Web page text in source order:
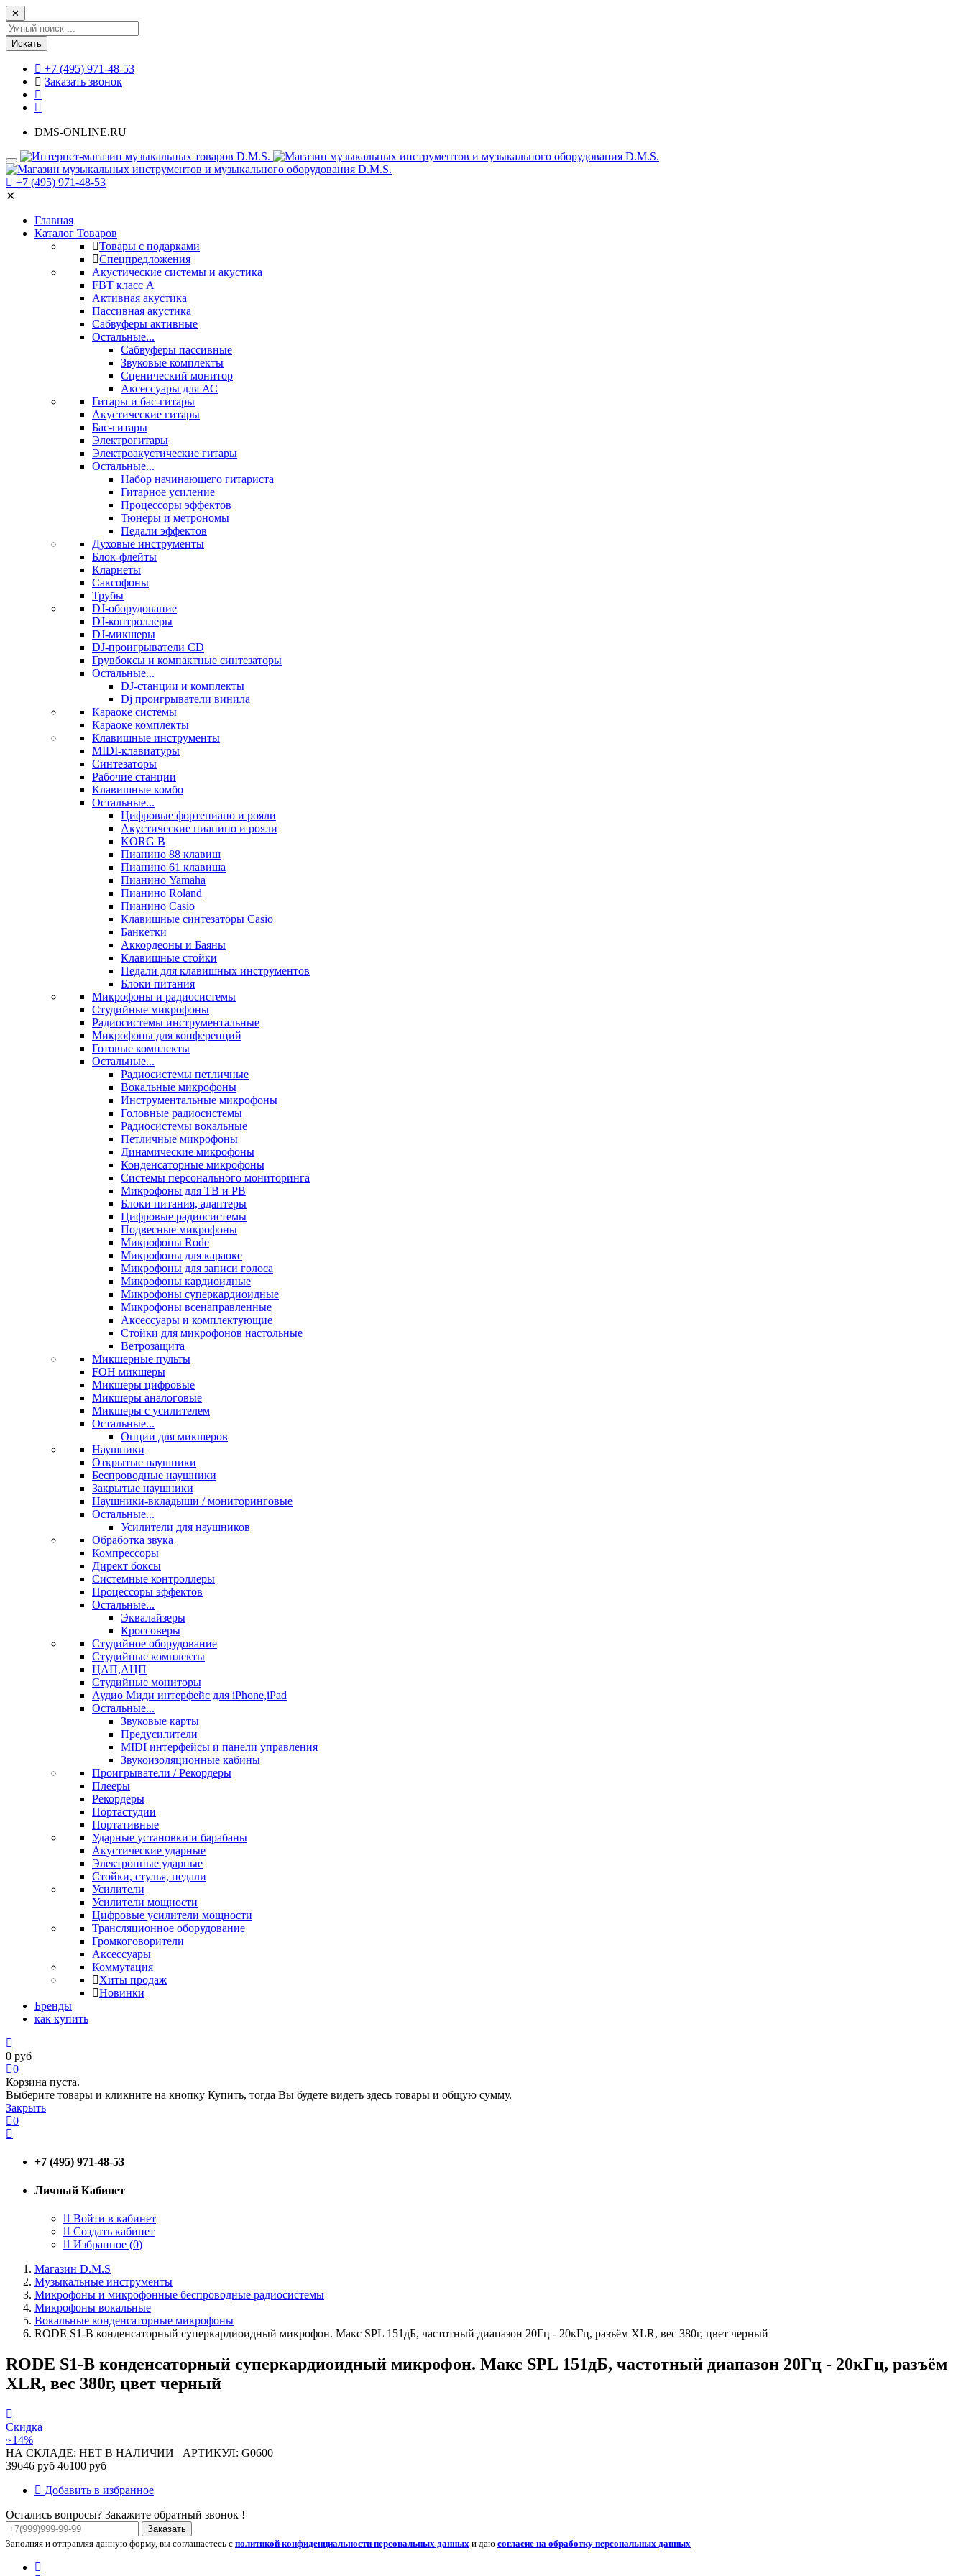
✕
Искать
+7 (495) 971-48-53
Заказать звонок
DMS-ONLINE.RU
+7 (495) 971-48-53
✕
Главная
Каталог Товаров
Товары с подарками
Спецпредложения
Акустические системы и акустика
FBT класс А
Активная акустика
Пассивная акустика
Сабвуферы активные
Остальные...
Сабвуферы пассивные
Звуковые комплекты
Сценический монитор
Аксессуары для АС
Гитары и бас-гитары
Акустические гитары
Бас-гитары
Электрогитары
Электроакустические гитары
Остальные...
Набор начинающего гитариста
Гитарное усиление
Процессоры эффектов
Тюнеры и метрономы
Педали эффектов
Духовые инструменты
Блок-флейты
Кларнеты
Саксофоны
Трубы
DJ-оборудование
DJ-контроллеры
DJ-микшеры
DJ-проигрыватели CD
Грувбоксы и компактные синтезаторы
Остальные...
DJ-станции и комплекты
Dj проигрыватели винила
Караоке системы
Караоке комплекты
Клавишные инструменты
MIDI-клавиатуры
Синтезаторы
Рабочие станции
Клавишные комбо
Остальные...
Цифровые фортепиано и рояли
Акустические пианино и рояли
KORG B
Пианино 88 клавиш
Пианино 61 клавиша
Пианино Yamaha
Пианино Roland
Пианино Casio
Клавишные синтезаторы Casio
Банкетки
Аккордеоны и Баяны
Клавишные стойки
Педали для клавишных инструментов
Блоки питания
Микрофоны и радиосистемы
Студийные микрофоны
Радиосистемы инструментальные
Микрофоны для конференций
Готовые комплекты
Остальные...
Радиосистемы петличные
Вокальные микрофоны
Инструментальные микрофоны
Головные радиосистемы
Радиосистемы вокальные
Петличные микрофоны
Динамические микрофоны
Конденсаторные микрофоны
Системы персонального мониторинга
Микрофоны для ТВ и РВ
Блоки питания, адаптеры
Цифровые радиосистемы
Подвесные микрофоны
Микрофоны Rode
Микрофоны для караоке
Микрофоны для записи голоса
Микрофоны кардиоидные
Микрофоны суперкардиоидные
Микрофоны всенаправленные
Аксессуары и комплектующие
Стойки для микрофонов настольные
Ветрозащита
Микшерные пульты
FOH микшеры
Микшеры цифровые
Микшеры аналоговые
Микшеры с усилителем
Остальные...
Опции для микшеров
Наушники
Открытые наушники
Беспроводные наушники
Закрытые наушники
Наушники-вкладыши / мониторинговые
Остальные...
Усилители для наушников
Обработка звука
Компрессоры
Директ боксы
Системные контроллеры
Процессоры эффектов
Остальные...
Эквалайзеры
Кроссоверы
Студийное оборудование
Студийные комплекты
ЦАП,АЦП
Студийные мониторы
Аудио Миди интерфейс для iPhone,iPad
Остальные...
Звуковые карты
Предусилители
MIDI интерфейсы и панели управления
Звукоизоляционные кабины
Проигрыватели / Рекордеры
Плееры
Рекордеры
Портастудии
Портативные
Ударные установки и барабаны
Акустические ударные
Электронные ударные
Стойки, стулья, педали
Усилители
Усилители мощности
Цифровые усилители мощности
Трансляционное оборудование
Громкоговорители
Аксессуары
Коммутация
Хиты продаж
Новинки
Бренды
как купить
0 руб
0
Корзина пуста.
Выберите товары и кликните на кнопку Купить, тогда Вы будете видеть здесь товары и общую сумму.
Закрыть
0
+7 (495) 971-48-53
Личный Кабинет
Войти в кабинет
Создать кабинет
Избранное (0)
Магазин D.M.S
Музыкальные инструменты
Микрофоны и микрофонные беспроводные радиосистемы
Микрофоны вокальные
Вокальные конденсаторные микрофоны
RODE S1-B конденсаторный суперкардиоидный микрофон. Макс SPL 151дБ, частотный диапазон 20Гц - 20кГц, разъём XLR, вес 380г, цвет черный
RODE S1-B конденсаторный суперкардиоидный микрофон. Макс SPL 151дБ, частотный диапазон 20Гц - 20кГц, разъём
XLR, вес 380г, цвет черный
Скидка
~14%
НА СКЛАДЕ: НЕТ В НАЛИЧИИ АРТИКУЛ: G0600
39646 руб 46100 руб
Добавить в избранное
Остались вопросы? Закажите обратный звонок !
Заказать
Заполняя и отправляя данную форму, вы соглашаетесь с политикой конфиденциальности персональных данных и даю согласие на обработку персональных данных